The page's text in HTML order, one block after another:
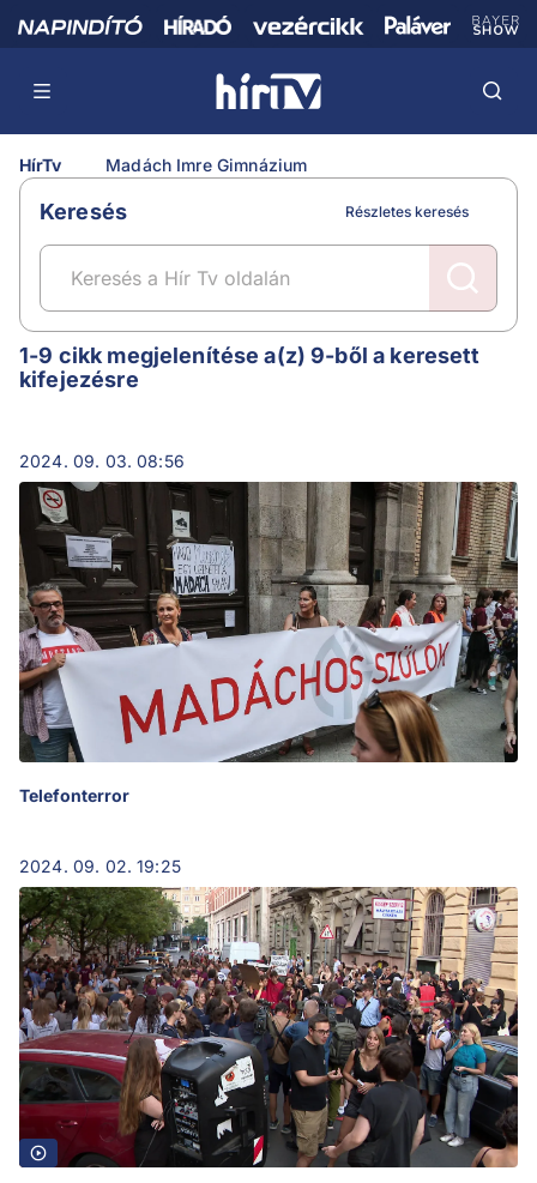
HírTv Madách Imre Gimnázium
Keresés Részletes keresés
Madách Imre Gimnázium
1-9 cikk megjelenítése a(z) 9-ből a keresett
kifejezésre
2024. 09. 03. 08:56
Telefonterror
2024. 09. 02. 19:25